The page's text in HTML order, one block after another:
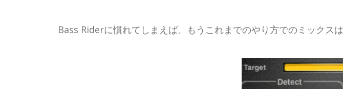
Bass Riderに慣れてしまえば、もうこれまでのやり方でのミックス